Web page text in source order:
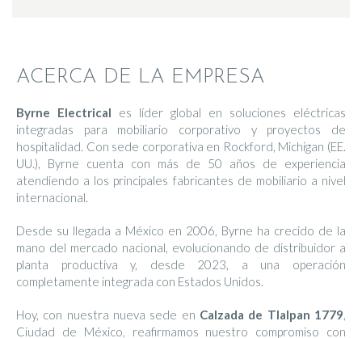
ACERCA DE LA EMPRESA
Byrne Electrical es líder global en soluciones eléctricas
integradas para mobiliario corporativo y proyectos de
hospitalidad. Con sede corporativa en Rockford, Michigan (EE.
UU.), Byrne cuenta con más de 50 años de experiencia
atendiendo a los principales fabricantes de mobiliario a nivel
internacional.
Desde su llegada a México en 2006, Byrne ha crecido de la
mano del mercado nacional, evolucionando de distribuidor a
planta productiva y, desde 2023, a una operación
completamente integrada con Estados Unidos.
Hoy, con nuestra nueva sede en Calzada de Tlalpan 1779,
Ciudad de México, reafirmamos nuestro compromiso con